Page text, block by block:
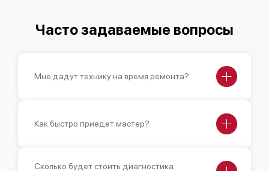
Часто задаваемые вопросы
Мне дадут технику на время ремонта?
Как быстро приедет мастер?
Сколько будет стоить диагностика